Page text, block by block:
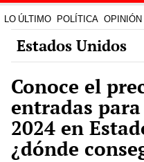
LO ÚLTIMO POLÍTICA OPINIÓN
Estados Unidos
Conoce el
entradas
2024 en
¿dónde